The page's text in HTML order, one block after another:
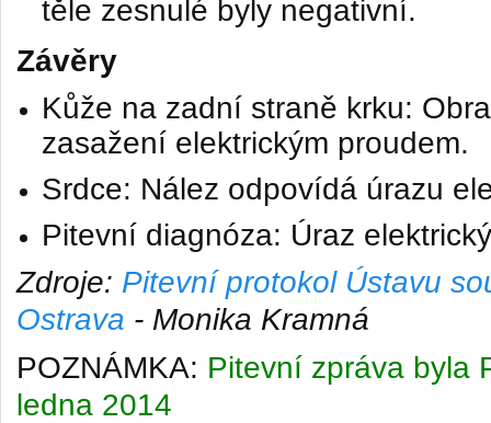
těle zesnulé byly negativní.
Závěry
Kůže na zadní straně krku:
zasažení elektrickým proudem.
Srdce: Nález odpovídá úrazu
Pitevní diagnóza: Úraz
Zdroje: Pitevní protokol Ústavu
Ostrava - Monika Kramná
POZNÁMKA: Pitevní zpráva byla
ledna 2014